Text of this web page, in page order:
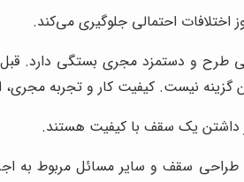
احتمالی جلوگیری می‌کند.
طرح و دستمزد مجری بستگی دارد.
گزینه نیست. کیفیت کار و تجربه
داشتن یک سقف با کیفیت هستند.
سقف و سایر مسائل مربوط به